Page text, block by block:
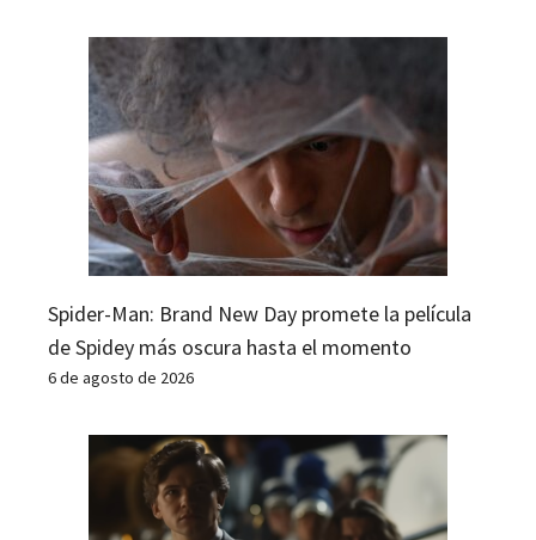
Spider-Man: Brand New Day promete la película
de Spidey más oscura hasta el momento
6 de agosto de 2026